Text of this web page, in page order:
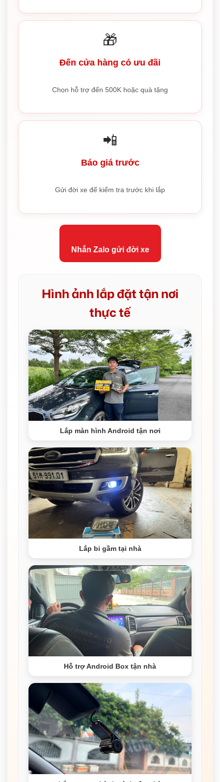
🎁
Đến cửa hàng có ưu đãi
Chọn hỗ trợ đến 500K hoặc quà tặng
📲
Báo giá trước
Gửi đời xe để kiểm tra trước khi lắp
Nhắn Zalo gửi đời xe
Hình ảnh lắp đặt tận nơi
thực tế
Lắp màn hình Android tận nơi
Lắp bi gầm tại nhà
Hỗ trợ Android Box tận nhà